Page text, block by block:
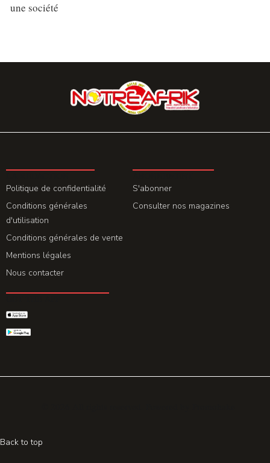
une société
Politique de confidentialité
Conditions générales
d'utilisation
Conditions générales de vente
Mentions légales
Nous contacter
S'abonner
Consulter nos magazines
Back to top